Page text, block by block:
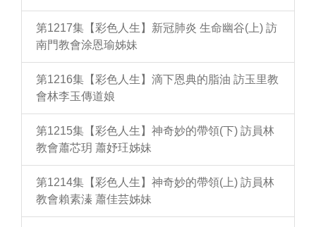
第1217集【彩色人生】新冠肺炎 生命幽谷(上) 訪
南門教會涂恩瑜姊妹
第1216集【彩色人生】滴下恩典的脂油 訪玉里教
會林李玉傳道娘
第1215集【彩色人生】神奇妙的帶領(下) 訪員林
教會蕭芯玥 蕭妤玨姊妹
第1214集【彩色人生】神奇妙的帶領(上) 訪員林
教會賴素溱 蕭佳芸姊妹